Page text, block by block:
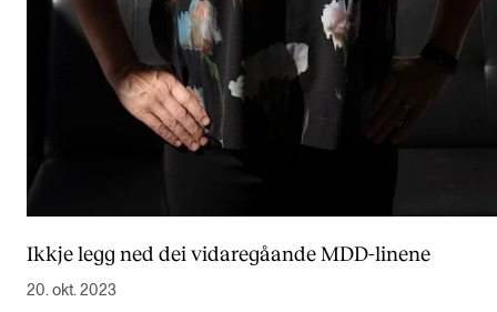
Ikkje legg ned dei vidaregåande MDD-linene
20. okt. 2023